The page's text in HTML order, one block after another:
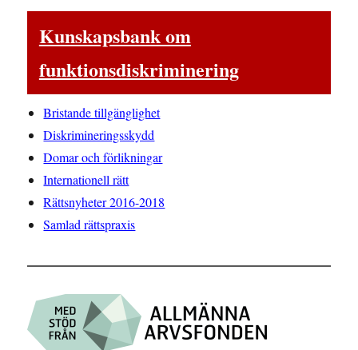
Kunskapsbank om
funktionsdiskriminering
Bristande tillgänglighet
Diskrimineringsskydd
Domar och förlikningar
Internationell rätt
Rättsnyheter 2016-2018
Samlad rättspraxis